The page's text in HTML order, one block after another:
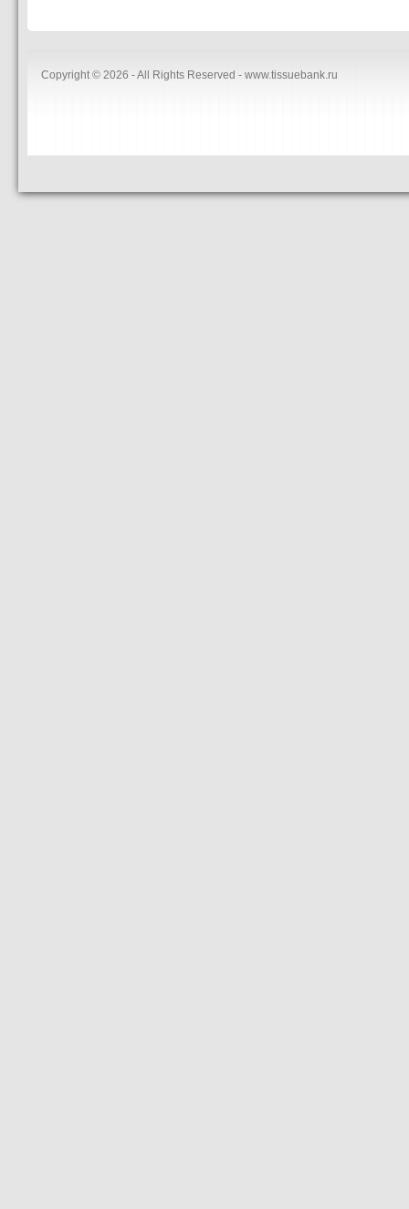
Copyright © 2026 - All Rights Reserved - www.tissuebank.ru